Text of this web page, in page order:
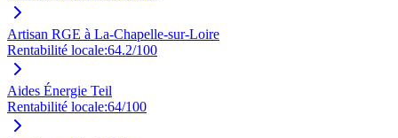
Artisan RGE à La-Chapelle-sur-Loire
Rentabilité locale:64.2/100
Aides Énergie Teil
Rentabilité locale:64/100